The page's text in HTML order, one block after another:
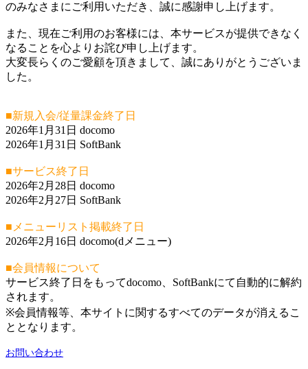
のみなさまにご利用いただき、誠に感謝申し上げます。
また、現在ご利用のお客様には、本サービスが提供できなく
なることを心よりお詫び申し上げます。
大変長らくのご愛顧を頂きまして、誠にありがとうございま
した。
■新規入会/従量課金終了日
2026年1月31日 docomo
2026年1月31日 SoftBank
■サービス終了日
2026年2月28日 docomo
2026年2月27日 SoftBank
■メニューリスト掲載終了日
2026年2月16日 docomo(dメニュー)
■会員情報について
サービス終了日をもってdocomo、SoftBankにて自動的に解約
されます。
※会員情報等、本サイトに関するすべてのデータが消えるこ
ととなります。
お問い合わせ